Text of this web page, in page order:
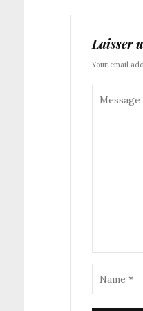
Laisser
Your email